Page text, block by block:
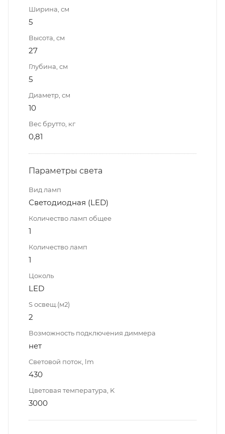
Ширина, см
5
Высота, см
27
Глубина, см
5
Диаметр, см
10
Вес брутто, кг
0,81
Параметры света
Вид ламп
Светодиодная (LED)
Количество ламп общее
1
Количество ламп
1
Цоколь
LED
S освещ.(м2)
2
Возможность подключения диммера
нет
Световой поток, lm
430
Цветовая температура, K
3000